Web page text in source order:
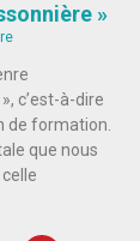
»
c’est-à-dire
de formation.
que nous